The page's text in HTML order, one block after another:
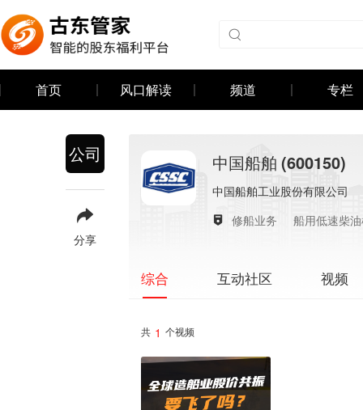
首页 风口解读 频道 专栏
公司
分享
中国船舶 (600150)
中国船舶工业股份有限公司
修船业务
船用低速柴
综合 互动社区 视频
共 1 个视频